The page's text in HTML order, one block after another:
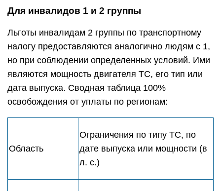
Для инвалидов 1 и 2 группы
Льготы инвалидам 2 группы по транспортному
налогу предоставляются аналогично людям с 1,
но при соблюдении определенных условий. Ими
являются мощность двигателя ТС, его тип или
дата выпуска. Сводная таблица 100%
освобождения от уплаты по регионам:
Область
Ограничения по типу ТС, по
дате выпуска или мощности (в
л. с.)